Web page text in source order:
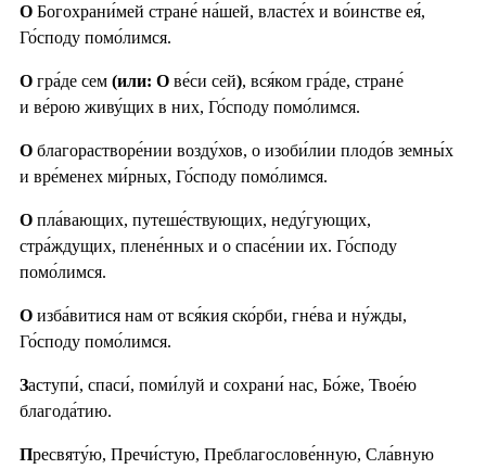
О Богохрани́мей стране́ на́шей, власте́х и во́инстве ея́,
Го́споду помо́лимся.
О гра́де сем (или: О ве́си сей), вся́ком гра́де, стране́
и ве́рою живу́щих в них, Го́споду помо́лимся.
О благорастворе́нии возду́хов, о изоби́лии плодо́в земны́х
и вре́менех ми́рных, Го́споду помо́лимся.
О пла́вающих, путеше́ствующих, неду́гующих,
стра́ждущих, плене́нных и о спасе́нии их. Го́споду
помо́лимся.
О изба́витися нам от вся́кия ско́рби, гне́ва и ну́жды,
Го́споду помо́лимся.
Заступи́, спаси́, поми́луй и сохрани́ нас, Бо́же, Твое́ю
благода́тию.
Пресвяту́ю, Пречи́стую, Преблагослове́нную, Сла́вную